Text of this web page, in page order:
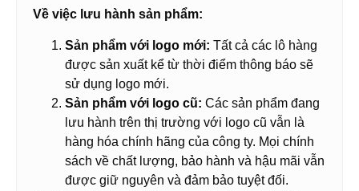
Về việc lưu hành sản phẩm:
Sản phẩm với logo mới: Tất cả các lô hàng
được sản xuất kể từ thời điểm thông báo sẽ
sử dụng logo mới.
Sản phẩm với logo cũ: Các sản phẩm đang
lưu hành trên thị trường với logo cũ vẫn là
hàng hóa chính hãng của công ty. Mọi chính
sách về chất lượng, bảo hành và hậu mãi vẫn
được giữ nguyên và đảm bảo tuyệt đối.